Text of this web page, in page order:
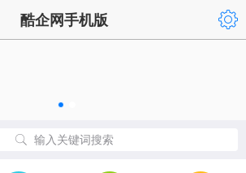
酷企网手机版
输入关键词搜索